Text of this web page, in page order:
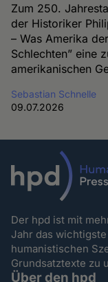
Zum 250.
der Historiker
– Was Amerika
Schlechten” eine
amerikanischen
Sebastian Schnelle
09.07.2026
Der hpd ist mit
Jahr das
humanistischen
Grundsatztexte zu
Über den hpd